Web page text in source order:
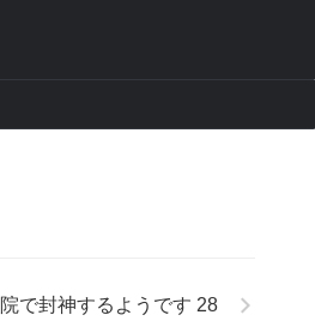
で封神するようです 28